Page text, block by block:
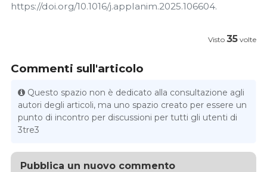
https://doi.org/10.1016/j.applanim.2025.106604.
Visto 35 volte
Commenti sull'articolo
Questo spazio non è dedicato alla consultazione agli
autori degli articoli, ma uno spazio creato per essere un
punto di incontro per discussioni per tutti gli utenti di
3tre3
Pubblica un nuovo commento